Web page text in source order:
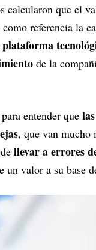
calcularon que el
referencia la
de la
entender que
, que van mucho
llevar a errores
un valor a su base